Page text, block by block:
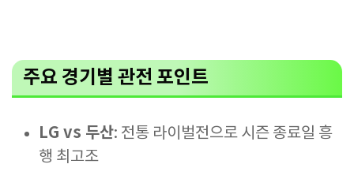
주요 경기별 관전 포인트
LG vs 두산: 전통 라이벌전으로 시즌 종료일 흥
행 최고조